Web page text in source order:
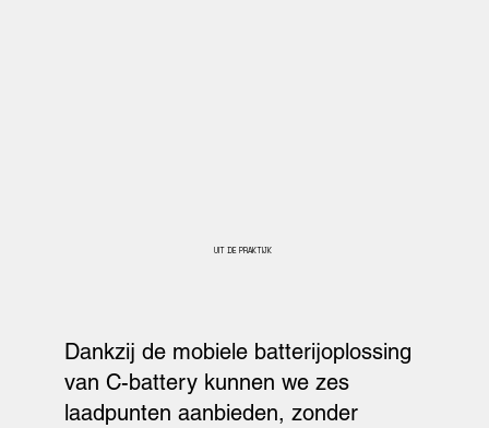
UIT DE PRAKTIJK
Dankzij de mobiele batterijoplossing
van C-battery kunnen we zes
laadpunten aanbieden, zonder